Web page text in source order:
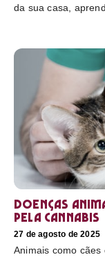
da sua casa,
Doenças
pela cannabis
27 de agosto de 2025
Animais como cães